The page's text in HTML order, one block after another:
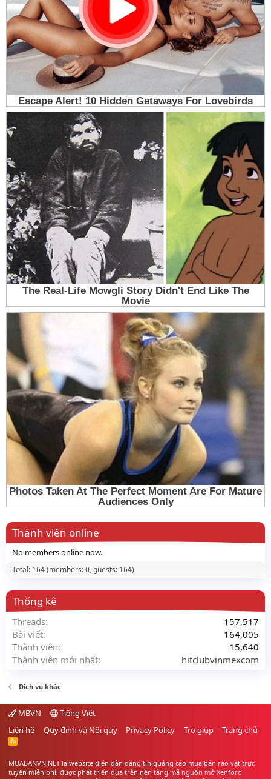
Thành viên online
No members online now.
Total: 164 (members: 0, guests: 164)
Thống kê
Threads
157,517
Bài viết
164,005
Thành viên
15,640
Thành viên mới nhất
hitclubvinmexcom
Dịch vụ khác
MBVN
Tiếng Việt
Liên hệ
Quy định và Nội quy Privacy Policy Trợ giúp Trang chủ
R
MUABANVN.NET là website diễn đàn đăng tin quảng cáo mua bán rao vặt trực
tuyến miễn phí, được phát triển dựa trên nền tảng mã nguồn mở Xenforo